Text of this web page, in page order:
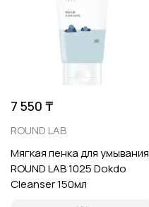
7 550 ₸
ROUND LAB
Мягкая пенка для умывания
ROUND LAB 1025 Dokdo
Cleanser 150мл